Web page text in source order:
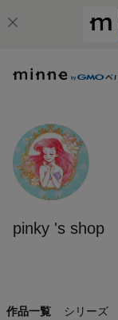
pinky 's shop
作品一覧 シリーズ